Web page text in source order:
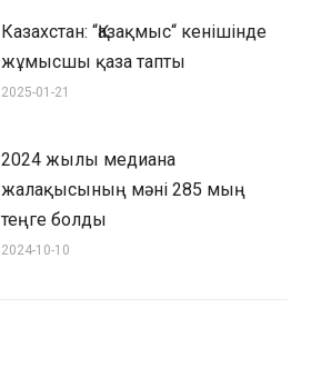
Казахстан: “Қазақмыс“ кенішінде
жұмысшы қаза тапты
2025-01-21
2024 жылы медиана
жалақысының мәні 285 мың
теңге болды
2024-10-10